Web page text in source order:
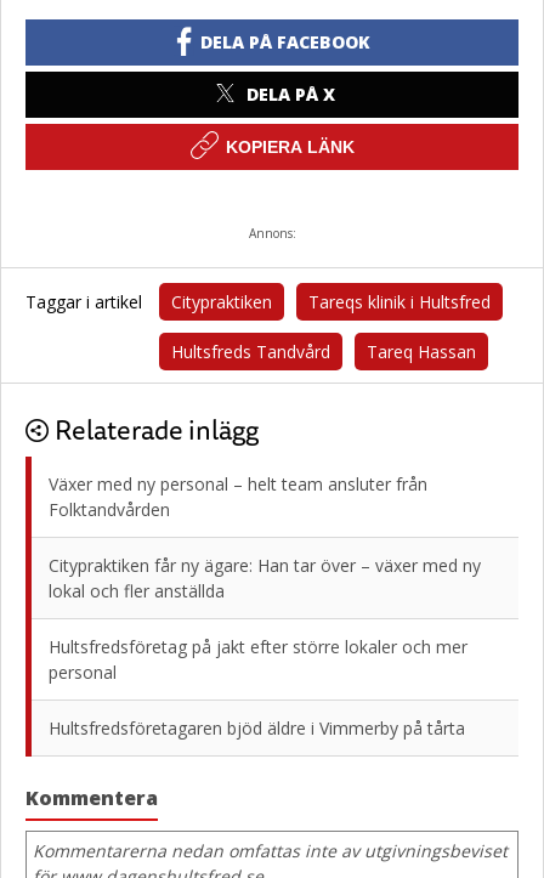
DELA PÅ FACEBOOK
DELA PÅ X
KOPIERA LÄNK
Annons:
Taggar i artikel Citypraktiken Tareqs klinik i Hultsfred
Hultsfreds Tandvård Tareq Hassan
Relaterade inlägg
Växer med ny personal – helt team ansluter från
Folktandvården
Citypraktiken får ny ägare: Han tar över – växer med ny
lokal och fler anställda
Hultsfredsföretag på jakt efter större lokaler och mer
personal
Hultsfredsföretagaren bjöd äldre i Vimmerby på tårta
Kommentera
Kommentarerna nedan omfattas inte av utgivningsbeviset